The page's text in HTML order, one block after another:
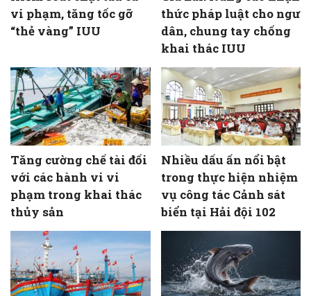
vi phạm, tăng tốc gỡ
“thẻ vàng” IUU
thức pháp luật cho ngư
dân, chung tay chống
khai thác IUU
Tăng cường chế tài đối
với các hành vi vi
phạm trong khai thác
thủy sản
Nhiều dấu ấn nổi bật
trong thực hiện nhiệm
vụ công tác Cảnh sát
biển tại Hải đội 102